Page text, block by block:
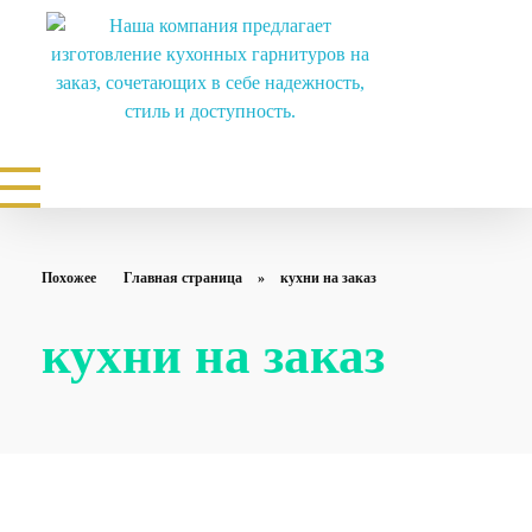
Похожее Главная страница » кухни на заказ
кухни на заказ